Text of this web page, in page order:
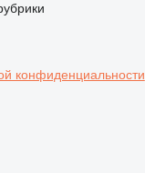
конфиденциальности